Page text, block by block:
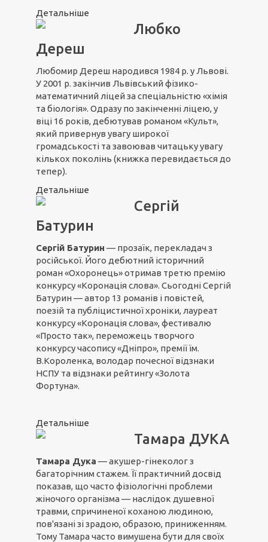
Детальніше
Любко
Дереш
Любомир Дереш народився 1984 р. у Львові.
У 2001 р. закінчив Львівський фізико-
математичний ліцей за спеціальністю «хімія
та біологія». Одразу по закінченні ліцею, у
віці 16 років, дебютував романом «Культ»,
який привернув увагу широкої
громадськості та завоював читацьку увагу
кількох поколінь (книжка перевидається до
тепер).
Детальніше
Сергій
Батурин
Сергій Батурин — прозаїк, перекладач з
російської. Його дебютний історичний
роман «Охоронець» отримав третю премію
конкурсу «Коронація слова». Сьогодні Сергій
Батурин — автор 13 романів і повістей,
поезій та публіцистичної хроніки, лауреат
конкурсу «Коронація слова», фестивалю
«Просто так», переможець творчого
конкурсу часопису «Дніпро», премії їм.
В.Короленка, володар почесної відзнаки
НСПУ та відзнаки рейтингу «Золота
Фортуна».
Детальніше
Тамара ДУКА
Тамара Дука — акушер-гінеколог з
багаторічним стажем. Її практичний досвід
показав, що часто фізіологічні проблеми
жіночого організма — наслідок душевної
травми, спричиненої коханою людиною,
пов'язані зі зрадою, образою, приниженням.
Тому Тамара часто вимушена бути для своїх